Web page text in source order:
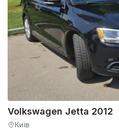
Volkswagen Jetta 2012
Київ